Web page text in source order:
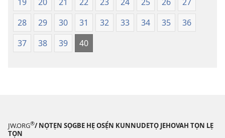
(Zinjẹgbonu
2015
Tọn)
(Zinjẹgbonu
2015
Tọn)
28
29 30 31 32 33 34 35
36
37
38 39 40
JW.ORG®/ NỌTẸN SỌGBE HẸ OSẸ́N KUNNUDETỌ JEHOVAH TỌN LẸ
TỌN